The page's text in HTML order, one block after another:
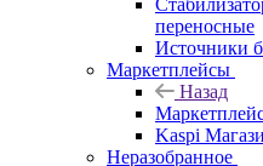
переносные
Источники
Маркетплейсы
Назад
Kaspi
Неразобранное